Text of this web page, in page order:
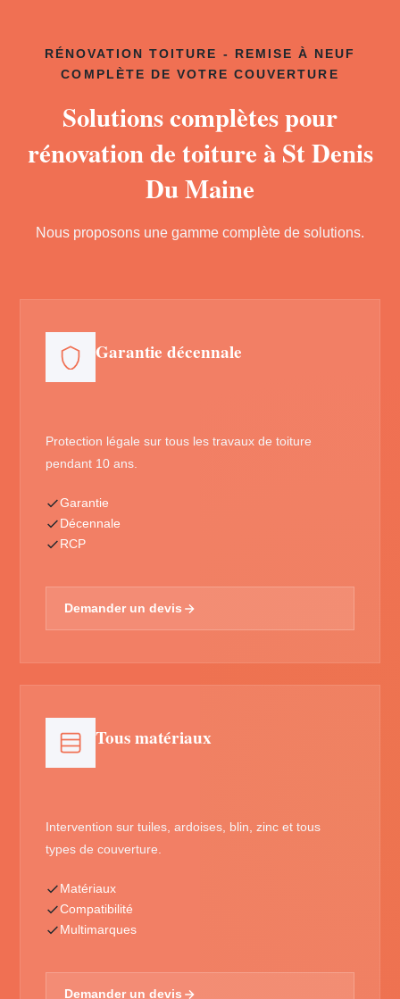
RÉNOVATION TOITURE - REMISE À NEUF
COMPLÈTE DE VOTRE COUVERTURE
Solutions complètes pour
rénovation de toiture à St Denis
Du Maine
Nous proposons une gamme complète de solutions.
Garantie décennale
Protection légale sur tous les travaux de toiture
pendant 10 ans.
Garantie
Décennale
RCP
Demander un devis
Tous matériaux
Intervention sur tuiles, ardoises, blin, zinc et tous
types de couverture.
Matériaux
Compatibilité
Multimarques
Demander un devis